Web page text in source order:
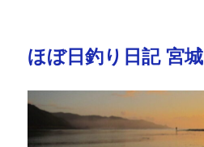
ほぼ日釣り日記 宮城